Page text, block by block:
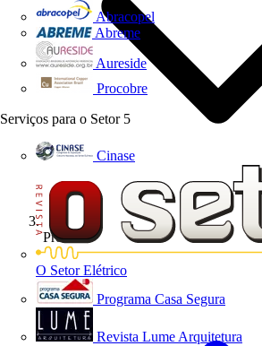
Abracopel
Abreme
Aureside
Procobre
Serviços para o Setor 5
Cinase
O Setor Elétrico
Programa Casa Segura
Revista Lume Arquitetura
Produtos